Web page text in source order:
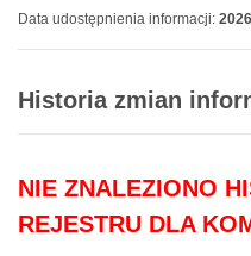
Data udostępnienia informacji:
Historia zmian
NIE ZNALEZIONO
REJESTRU DLA